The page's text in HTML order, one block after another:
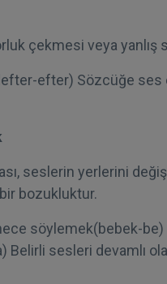
çekmesi veya yanlış
efter) Sözcüğe
seslerin yerlerini
bozukluktur.
söylemek(bebek-
sesleri devamlı